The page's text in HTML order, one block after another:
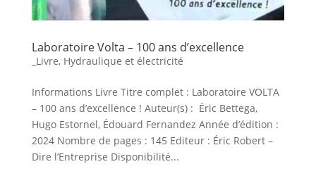
Laboratoire Volta – 100 ans d’excellence
_Livre, Hydraulique et électricité
Informations Livre Titre complet : Laboratoire VOLTA
– 100 ans d’excellence ! Auteur(s) : Éric Bettega,
Hugo Estornel, Édouard Fernandez Année d’édition :
2024 Nombre de pages : 145 Editeur : Éric Robert –
Dire l’Entreprise Disponibilité...